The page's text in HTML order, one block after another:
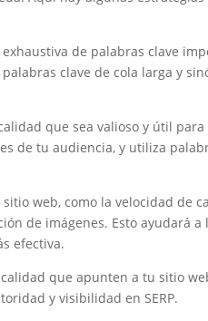
de palabras clave
clave de cola larga y
que sea valioso y útil
de tu audiencia, y utiliza
web, como la velocidad de
de imágenes. Esto ayudará a
efectiva.
que apunten a tu sitio
y visibilidad en SERP.